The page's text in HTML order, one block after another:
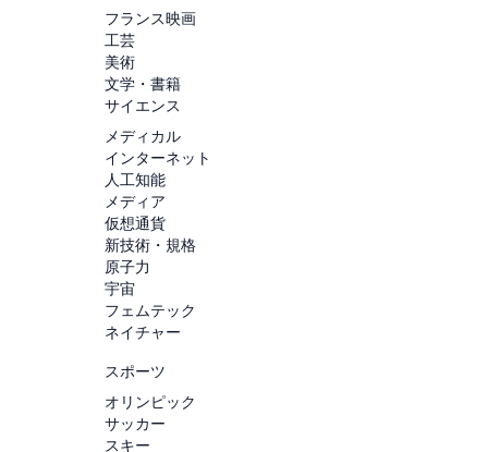
フランス映画
工芸
美術
文学・書籍
サイエンス
メディカル
インターネット
人工知能
メディア
仮想通貨
新技術・規格
原子力
宇宙
フェムテック
ネイチャー
スポーツ
オリンピック
サッカー
スキー